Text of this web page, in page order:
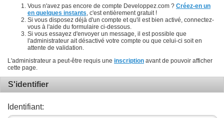
Vous n'avez pas encore de compte Developpez.com ? Créez-en un
en quelques instants , c'est entièrement gratuit !
Si vous disposez déjà d'un compte et qu'il est bien activé, connectez-
vous à l'aide du formulaire ci-dessous.
Si vous essayez d'envoyer un message, il est possible que
l'administrateur ait désactivé votre compte ou que celui-ci soit en
attente de validation.
L'administrateur a peut-être requis une inscription avant de pouvoir afficher
cette page.
S'identifier
Identifiant: